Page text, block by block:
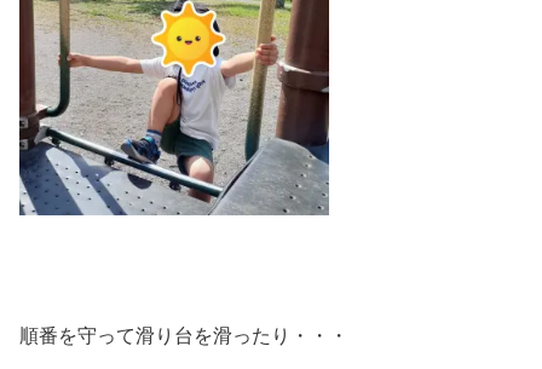
順番を守って滑り台を滑ったり・・・